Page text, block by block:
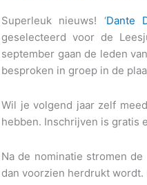
Superleuk nieuws! ‘Dante
geselecteerd voor de
september gaan de leden
besproken in groep in de
Wil je volgend jaar zelf
hebben. Inschrijven is gratis
Na de nominatie stromen
dan voorzien herdrukt